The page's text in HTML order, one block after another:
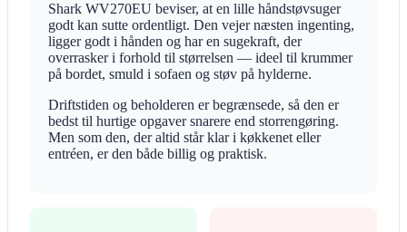
Shark WV270EU beviser, at en lille håndstøvsuger
godt kan sutte ordentligt. Den vejer næsten ingenting,
ligger godt i hånden og har en sugekraft, der
overrasker i forhold til størrelsen — ideel til krummer
på bordet, smuld i sofaen og støv på hylderne.
Driftstiden og beholderen er begrænsede, så den er
bedst til hurtige opgaver snarere end storrengøring.
Men som den, der altid står klar i køkkenet eller
entréen, er den både billig og praktisk.